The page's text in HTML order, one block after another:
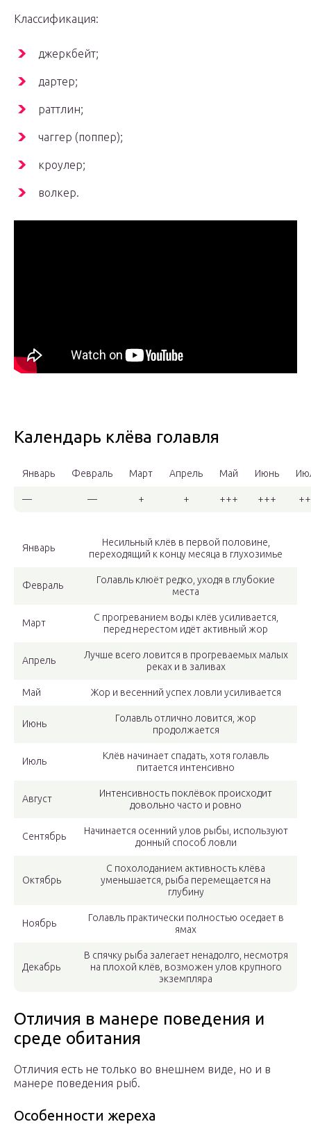
Классификация:
джеркбейт;
дартер;
раттлин;
чаггер (поппер);
кроулер;
волкер.
Календарь клёва голавля
Январь Февраль Март Апрель Май Июнь
— — + + +++ +++
Январь
Несильный клёв в первой половине,
переходящий к концу месяца в глухозимье
Февраль
Голавль клюёт редко, уходя в глубокие
места
Март
С прогреванием воды клёв усиливается,
перед нерестом идёт активный жор
Апрель
Лучше всего ловится в прогреваемых малых
реках и в заливах
Май Жор и весенний успех ловли усиливается
Июнь
Голавль отлично ловится, жор
продолжается
Июль
Клёв начинает спадать, хотя голавль
питается интенсивно
Август
Интенсивность поклёвок происходит
довольно часто и ровно
Сентябрь
Начинается осенний улов рыбы, используют
донный способ ловли
Октябрь
С похолоданием активность клёва
уменьшается, рыба перемещается на
глубину
Ноябрь
Голавль практически полностью оседает в
ямах
Декабрь
В спячку рыба залегает ненадолго, несмотря
на плохой клёв, возможен улов крупного
экземпляра
Отличия в манере поведения и
среде обитания
Отличия есть не только во внешнем виде, но и в
манере поведения рыб.
Особенности жереха